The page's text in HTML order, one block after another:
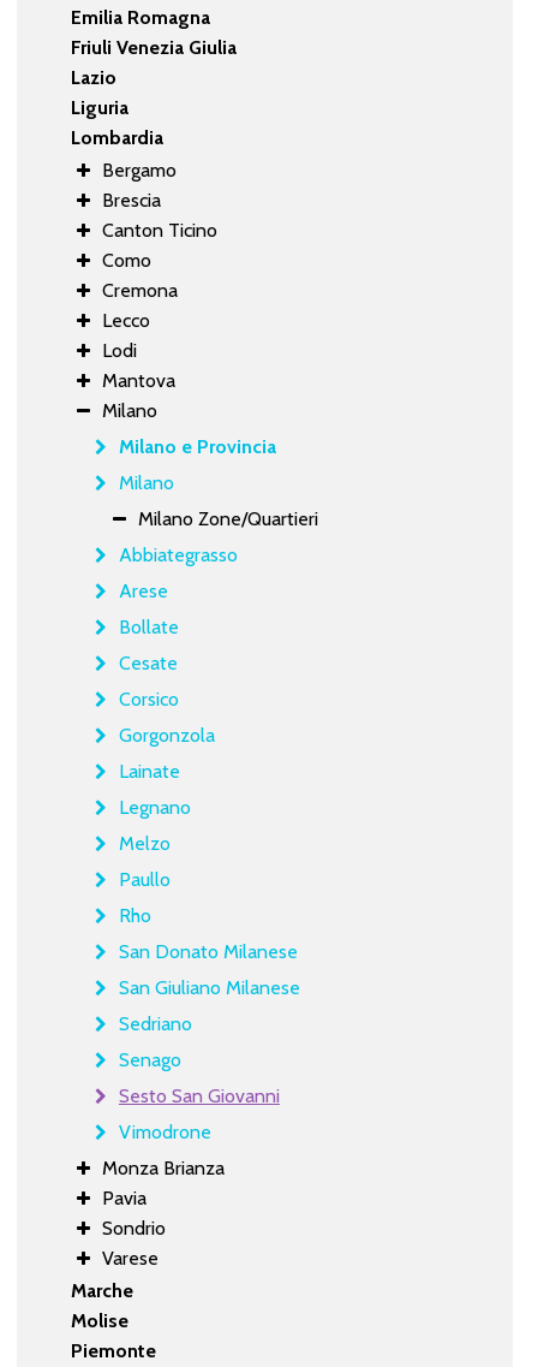
Emilia Romagna
Friuli Venezia Giulia
Lazio
Liguria
Lombardia
Bergamo
Brescia
Canton Ticino
Como
Cremona
Lecco
Lodi
Mantova
Milano
Milano e Provincia
Milano
Milano Zone/Quartieri
Abbiategrasso
Arese
Bollate
Cesate
Corsico
Gorgonzola
Lainate
Legnano
Melzo
Paullo
Rho
San Donato Milanese
San Giuliano Milanese
Sedriano
Senago
Sesto San Giovanni
Vimodrone
Monza Brianza
Pavia
Sondrio
Varese
Marche
Molise
Piemonte